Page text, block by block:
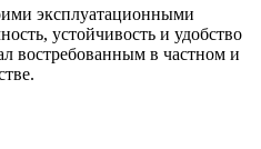
эксплуатационными
устойчивость и удобство
востребованным в частном и